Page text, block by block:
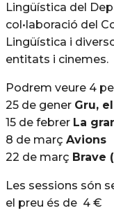
Lingüística del
col•laboració del
Lingüística i
entitats i cinemes.
Podrem veure 4
25 de gener Gru,
15 de febrer La
8 de març Avions
22 de març Brave
Les sessions són
el preu és de 4 €